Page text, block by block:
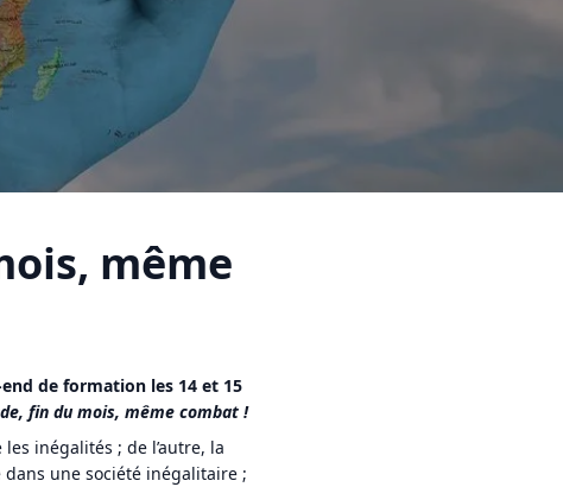
même
de formation les 14 et 15
fin du mois, même combat !
inégalités ; de l’autre, la
une société inégalitaire ;